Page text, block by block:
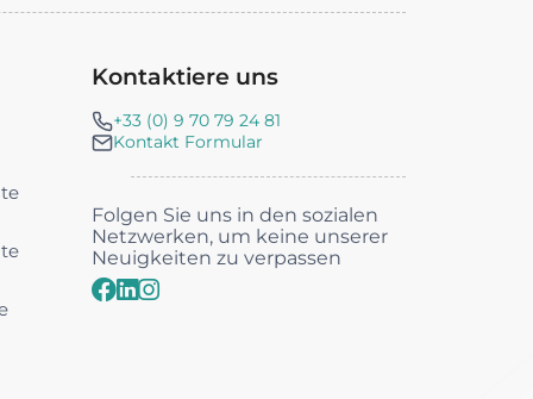
Kontaktiere uns
+33 (0) 9 70 79 24 81
Kontakt Formular
Folgen Sie uns in den sozialen
Netzwerken, um keine unserer
Neuigkeiten zu verpassen